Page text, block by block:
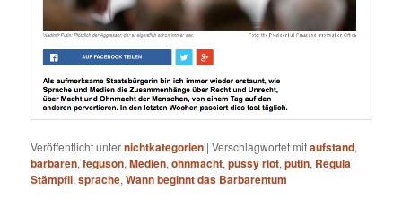
Veröffentlicht unternichtkategorien |Verschlagwortet mitaufstand,
barbaren,feguson,Medien,ohnmacht,pussy riot,putin, Regula
Stämpfli,sprache,Wann beginnt das Barbarentum